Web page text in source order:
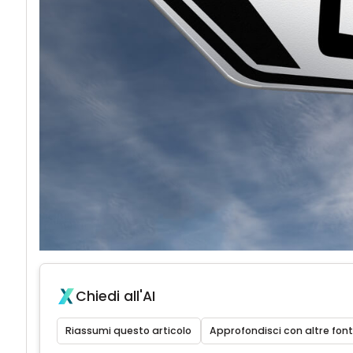
Chiedi all'AI
Riassumi questo articolo Approfondisci con altre